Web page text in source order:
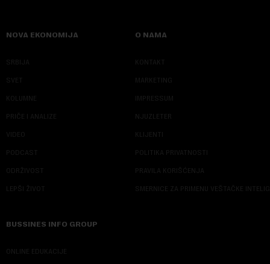
NOVA EKONOMIJA
SRBIJA
SVET
KOLUMNE
PRIČE I ANALIZE
VIDEO
PODCAST
ODRŽIVOST
LEPŠI ŽIVOT
O NAMA
KONTAKT
MARKETING
IMPRESSUM
NJUZLETER
KLIJENTI
POLITIKA PRIVATNOSTI
PRAVILA KORIŠĆENJA
SMERNICE ZA PRIMENU VEŠTAČKE
BUSSINES INFO GROUP
ONLINE EDUKACIJE